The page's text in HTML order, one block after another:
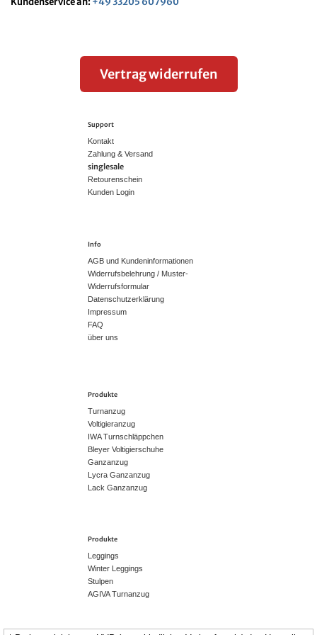
Vertrag widerrufen
Support
Kontakt
Zahlung & Versand
singlesale
Retourenschein
Kunden Login
Info
AGB und Kundeninformationen
Widerrufsbelehrung / Muster-
Widerrufsformular
Datenschutzerklärung
Impressum
FAQ
über uns
Produkte
Turnanzug
Voltigieranzug
IWA Turnschläppchen
Bleyer Voltigierschuhe
Ganzanzug
Lycra Ganzanzug
Lack Ganzanzug
Produkte
Leggings
Winter Leggings
Stulpen
AGIVA Turnanzug